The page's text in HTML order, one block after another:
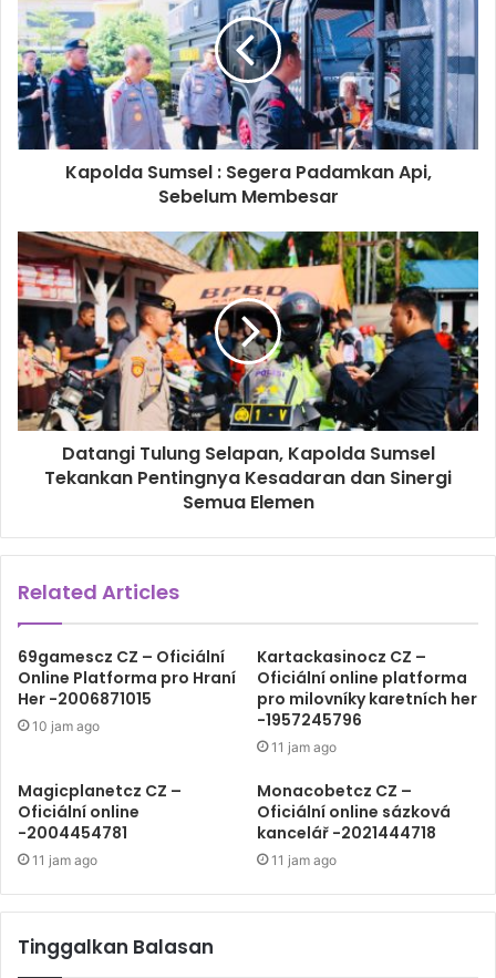
Kapolda Sumsel : Segera Padamkan Api,
Sebelum Membesar
Datangi Tulung Selapan, Kapolda Sumsel
Tekankan Pentingnya Kesadaran dan Sinergi
Semua Elemen
Related Articles
69gamescz CZ – Oficiální
Online Platforma pro Hraní
Her -2006871015
10 jam ago
Kartackasinocz CZ –
Oficiální online platforma
pro milovníky karetních her
-1957245796
11 jam ago
Magicplanetcz CZ –
Oficiální online
-2004454781
11 jam ago
Monacobetcz CZ –
Oficiální online sázková
kancelář -2021444718
11 jam ago
Tinggalkan Balasan